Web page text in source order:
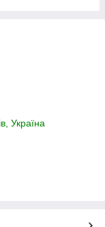
Україна